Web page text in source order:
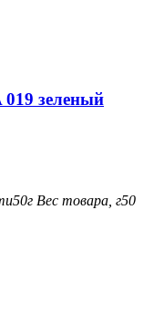
зеленый
50г Вес товара, г50